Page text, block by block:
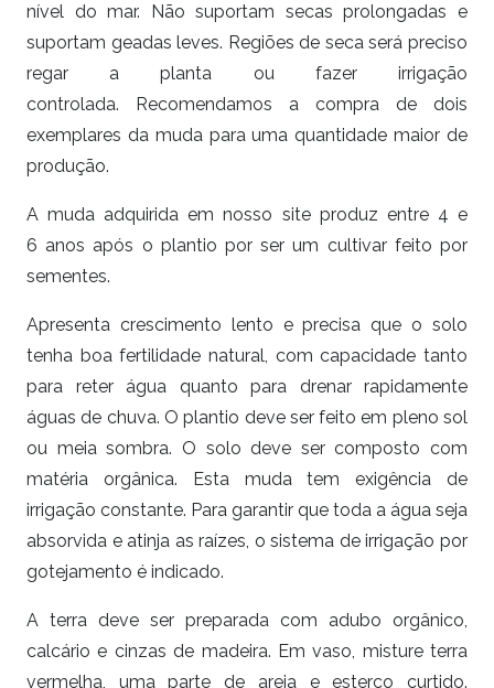
nível do mar. Não suportam secas prolongadas e
suportam geadas leves. Regiões de seca será preciso
regar a planta ou fazer irrigação
controlada. Recomendamos a compra de dois
exemplares da muda para uma quantidade maior de
produção.
A muda adquirida em nosso site produz entre 4 e
6 anos após o plantio por ser um cultivar feito por
sementes.
Apresenta crescimento lento e precisa que o solo
tenha boa fertilidade natural, com capacidade tanto
para reter água quanto para drenar rapidamente
águas de chuva. O plantio deve ser feito em pleno sol
ou meia sombra. O solo deve ser composto com
matéria orgânica. Esta muda tem exigência de
irrigação constante. Para garantir que toda a água seja
absorvida e atinja as raízes, o sistema de irrigação por
gotejamento é indicado.
A terra deve ser preparada com adubo orgânico,
calcário e cinzas de madeira. Em vaso, misture terra
vermelha, uma parte de areia e esterco curtido.